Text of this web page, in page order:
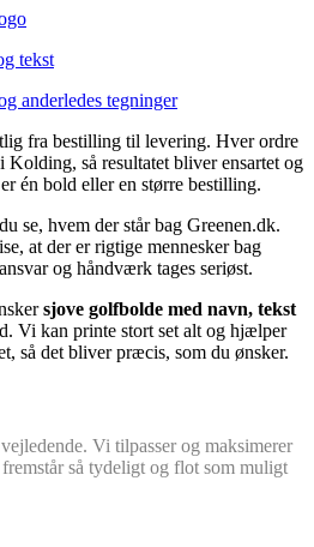
tekst
anderledes tegninger
fra bestilling til levering. Hver ordre
Kolding, så resultatet bliver ensartet og
én bold eller en større bestilling.
se, hvem der står bag Greenen.dk.
at der er rigtige mennesker bag
og håndværk tages seriøst.
sjove golfbolde med navn, tekst
Vi kan printe stort set alt og hjælper
så det bliver præcis, som du ønsker.
Vi tilpasser og maksimerer
så tydeligt og flot som muligt